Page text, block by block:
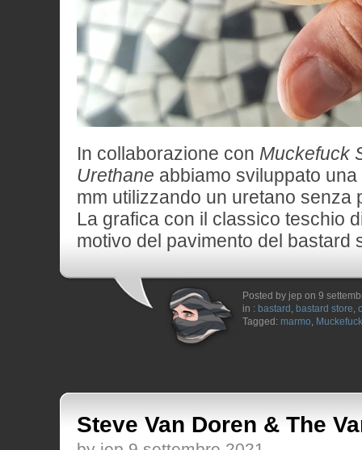
In collaborazione con Muckefuck
Urethane abbiamo sviluppato
mm utilizzando un uretano senza
La grafica con il classico teschio
motivo del pavimento del bastard
Posted by jep on 9
in : bastard , bastard store,
Tagged: marmo, Muckefuck
Steve Van Doren & The